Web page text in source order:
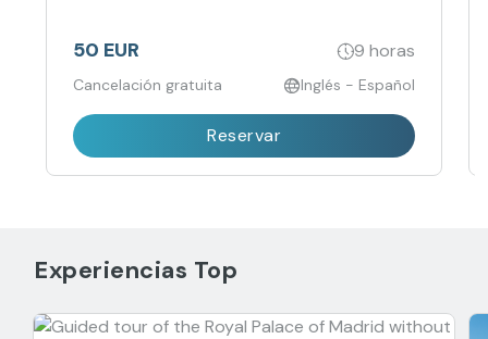
50 EUR 9 horas
Cancelación gratuita Inglés - Español
Reservar
Experiencias Top